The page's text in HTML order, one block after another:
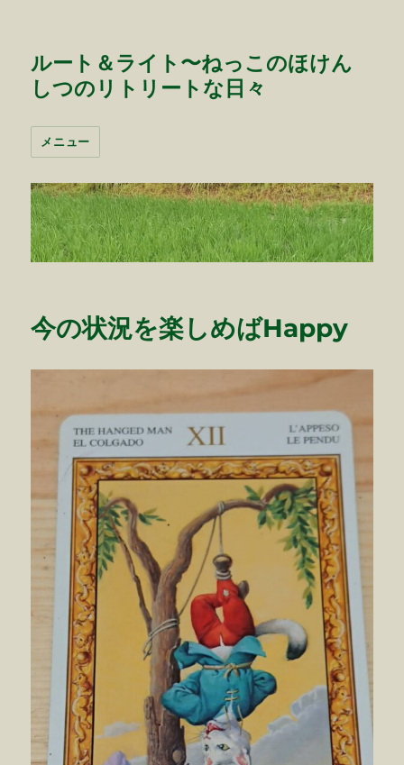
ルート＆ライト〜ねっこのほけん
しつのリトリートな日々
メニュー
今の状況を楽しめばHappy